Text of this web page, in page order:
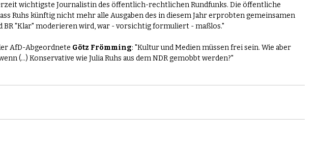
wichtigste Journalistin des öffentlich-rechtlichen Rundfunks. Die öffentliche
Ruhs künftig nicht mehr alle Ausgaben des in diesem Jahr erprobten gemeinsamen
BR "Klar" moderieren wird, war - vorsichtig formuliert - maßlos."
AfD-Abgeordnete Götz Frömming: "Kultur und Medien müssen frei sein. Wie aber
(...) Konservative wie Julia Ruhs aus dem NDR gemobbt werden?"